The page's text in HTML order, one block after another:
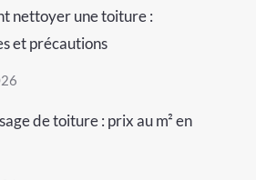
nettoyer une toiture :
et précautions
de toiture : prix au m² en